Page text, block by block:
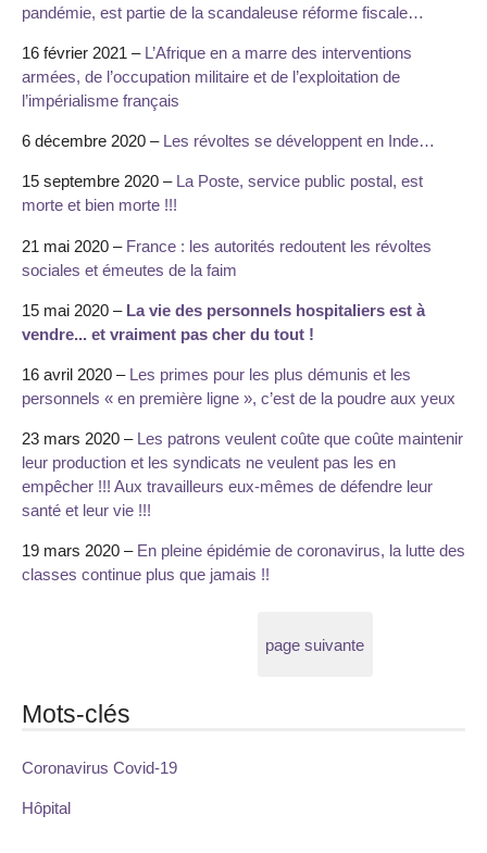
pandémie, est partie de la scandaleuse réforme fiscale…
16 février 2021 – L’Afrique en a marre des interventions
armées, de l’occupation militaire et de l’exploitation de
l’impérialisme français
6 décembre 2020 – Les révoltes se développent en Inde…
15 septembre 2020 – La Poste, service public postal, est
morte et bien morte !!!
21 mai 2020 – France : les autorités redoutent les révoltes
sociales et émeutes de la faim
15 mai 2020 – La vie des personnels hospitaliers est à
vendre... et vraiment pas cher du tout !
16 avril 2020 – Les primes pour les plus démunis et les
personnels « en première ligne », c’est de la poudre aux yeux
23 mars 2020 – Les patrons veulent coûte que coûte maintenir
leur production et les syndicats ne veulent pas les en
empêcher !!! Aux travailleurs eux-mêmes de défendre leur
santé et leur vie !!!
19 mars 2020 – En pleine épidémie de coronavirus, la lutte des
classes continue plus que jamais !!
page suivante
Mots-clés
Coronavirus Covid-19
Hôpital